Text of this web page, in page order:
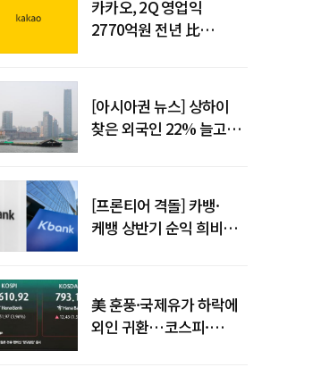
카카오, 2Q 영업익
2770억원 전년 比
[아시아권 뉴스] 상하이
찾은 외국인 22% 늘고
[프론티어 격돌] 카뱅·
케뱅 상반기 순익 희비…
美 훈풍·국제유가 하락에
외인 귀환…코스피·